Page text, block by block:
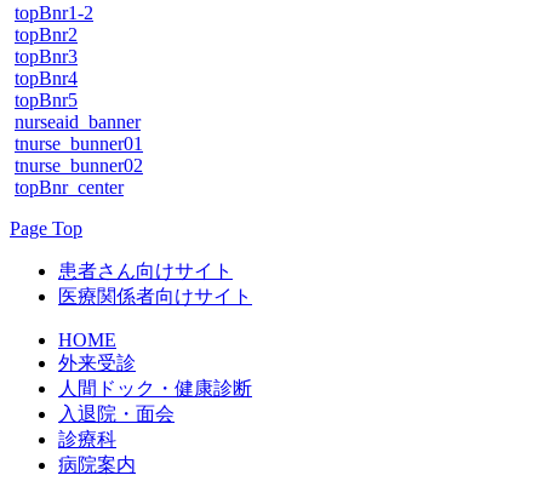
topBnr1-2
topBnr2
topBnr3
topBnr4
topBnr5
nurseaid_banner
tnurse_bunner01
tnurse_bunner02
topBnr_center
Page Top
患者さん向けサイト
医療関係者向けサイト
HOME
外来受診
人間ドック・健康診断
入退院・面会
診療科
病院案内